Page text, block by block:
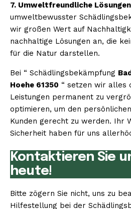
7. Umweltfreundliche
umweltbewusster
wir großen Wert auf
nachhaltige Lösungen an, die
für die Natur darstellen.
Bei “ Schädlingsbekämpfung
Hoehe 61350 “ setzen wir alles
Leistungen permanent zu
optimieren, um den
Kunden gerecht zu werden. Ihr
Sicherheit haben für uns
Kontaktieren Sie
heute!
Bitte zögern Sie nicht, uns zu
Hilfestellung bei der